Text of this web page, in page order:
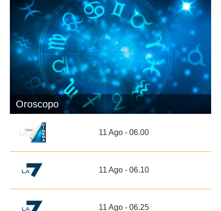
Oroscopo
11 Ago - 06.00
11 Ago - 06.10
11 Ago - 06.25